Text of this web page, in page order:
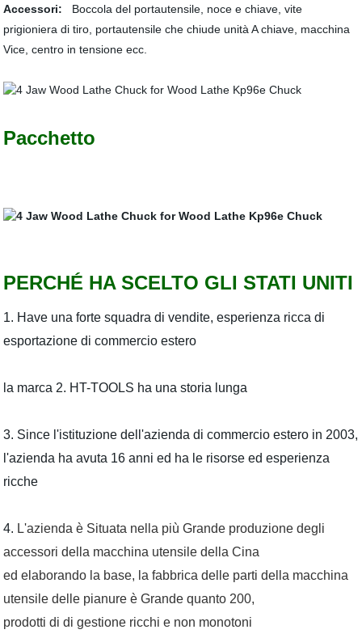
Accessori:
Boccola del portautensile, noce e chiave, vite
prigioniera di tiro, portautensile che chiude unità A chiave, macchina
Vice, centro in tensione ecc.
Pacchetto
PERCHÉ HA SCELTO GLI STATI UNITI
1. Have una forte squadra di vendite, esperienza ricca di
esportazione di commercio estero
la marca 2. HT-TOOLS ha una storia lunga
3. Since l'istituzione dell'azienda di commercio estero in 2003,
l'azienda ha avuta 16 anni ed ha le risorse ed esperienza
ricche
4. L'azienda è Situata nella più Grande produzione degli
accessori della macchina utensile della Cina
ed elaborando la base, la fabbrica delle parti della macchina
utensile delle pianure è Grande quanto 200,
prodotti di di gestione ricchi e non monotoni